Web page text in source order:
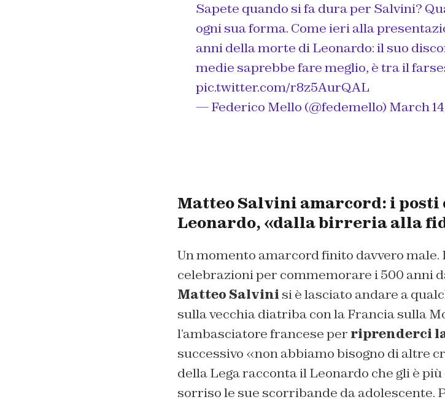
Sapete quando si fa dura per Salvini?
ogni sua forma. Come ieri alla
anni della morte di Leonardo: il suo
medie saprebbe fare meglio, è tra il
pic.twitter.com/r8z5AurQAL
— Federico Mello (@fedemello) March
Matteo Salvini amarcord: i posti
Leonardo, «dalla birreria alla
Un momento amarcord finito davvero
celebrazioni per commemorare i 500 anni
Matteo Salvini si è lasciato andare a
sulla vecchia diatriba con la Francia sulla
l’ambasciatore francese per riprenderci
successivo «non abbiamo bisogno di altre
della Lega racconta il Leonardo che gli è
sorriso le sue scorribande da adolescente.